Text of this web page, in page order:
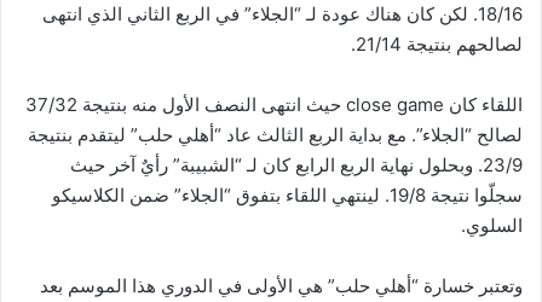
18/16. لكن كان هناك عودة لـ “الجلاء” في الربع الثاني الذي انتهى
لصالحهم بنتيجة 21/14.
اللقاء كان close game حيث انتهى النصف الأول منه بنتيجة 37/32
لصالح “الجلاء”. مع بداية الربع الثالث عاد “أهلي حلب” ليتقدم بنتيجة
23/9. وبحلول نهاية الربع الرابع كان لـ “الشبيبة” رأيٌ آخر حيث
سجلّوا نتيجة 19/8. لينتهي اللقاء بتفوق “الجلاء” ضمن الكلاسيكو
السلوي.
وتعتبر خسارة “أهلي حلب” هي الأولى في الدوري هذا الموسم بعد